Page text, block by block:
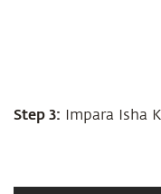
Step 3: Impara Isha